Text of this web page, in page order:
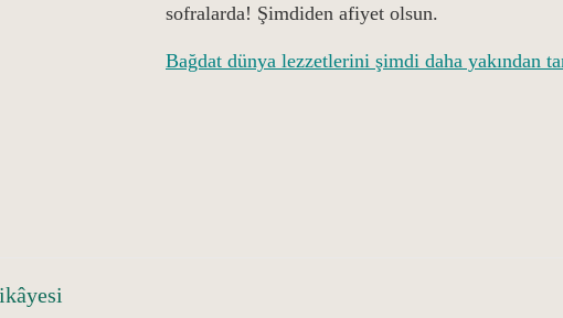
sofralarda! Şimdiden afiyet olsun.
Bağdat dünya lezzetlerini şimdi daha yakından